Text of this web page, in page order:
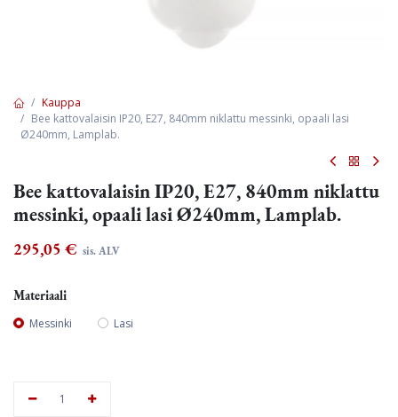
Kauppa
Bee kattovalaisin IP20, E27, 840mm niklattu messinki, opaali lasi
Ø240mm, Lamplab.
Bee kattovalaisin IP20, E27, 840mm niklattu
messinki, opaali lasi Ø240mm, Lamplab.
295,05 € sis. ALV
Materiaali
Messinki Lasi